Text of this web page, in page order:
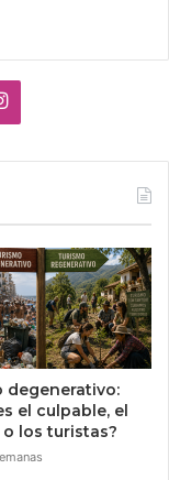
Instagram
degenerativo:
el culpable, el
los turistas?